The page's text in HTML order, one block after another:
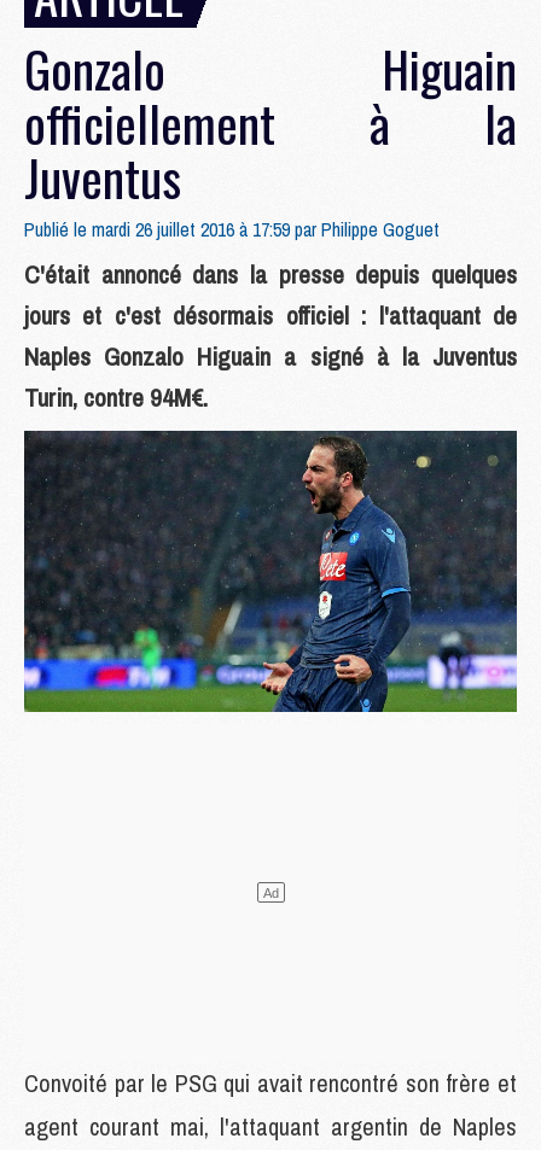
Gonzalo Higuain
officiellement à la
Juventus
Publié le mardi 26 juillet 2016 à 17:59 parPhilippe Goguet
C'était annoncé dans la presse depuis quelques
jours et c'est désormais officiel : l'attaquant de
Naples Gonzalo Higuain a signé à la Juventus
Turin, contre 94M€.
Convoité par le PSG qui avait rencontré son frère et
agent courant mai, l'attaquant argentin de Naples